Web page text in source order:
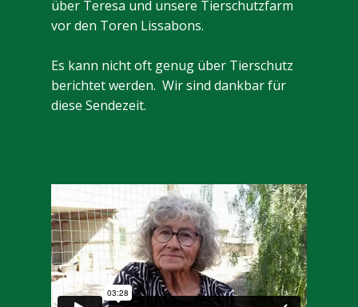
über Teresa und unsere Tierschutzfarm
vor den Toren Lissabons.
Es kann nicht oft genug über Tierschutz
berichtet werden. Wir sind dankbar für
diese Sendezeit.